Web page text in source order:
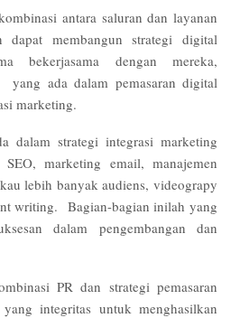
antara saluran dan layanan
membangun strategi digital
bekerjasama dengan mereka,
yang ada dalam pemasaran digital
marketing.
dalam strategi integrasi marketing
SEO, marketing email, manajemen
lebih banyak audiens, videograpy
writing. Bagian-bagian inilah yang
dalam pengembangan dan
PR dan strategi pemasaran
integritas untuk menghasilkan